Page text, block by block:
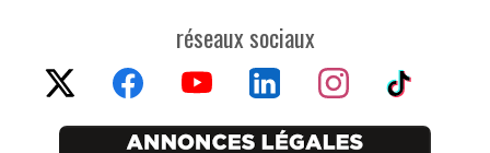
réseaux sociaux